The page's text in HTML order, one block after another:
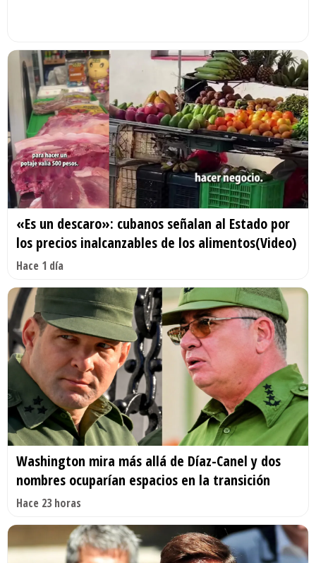
«Es un descaro»: cubanos señalan al Estado por
los precios inalcanzables de los alimentos(Video)
Hace 1 día
Washington mira más allá de Díaz-Canel y dos
nombres ocuparían espacios en la transición
Hace 23 horas